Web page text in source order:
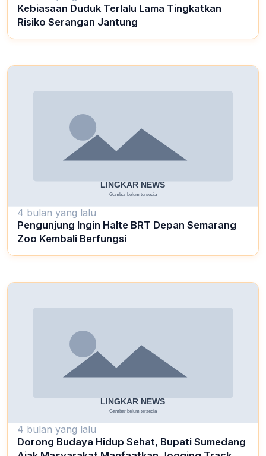
Kebiasaan Duduk Terlalu Lama Tingkatkan
Risiko Serangan Jantung
4 bulan yang lalu
Pengunjung Ingin Halte BRT Depan Semarang
Zoo Kembali Berfungsi
4 bulan yang lalu
Dorong Budaya Hidup Sehat, Bupati Sumedang